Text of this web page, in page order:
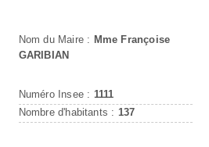
Nom du Maire : Mme Françoise
GARIBIAN
Numéro Insee : 1111
Nombre d'habitants : 137